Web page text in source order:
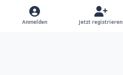
Light ModeDark ModeSystem Preference
Anmelden Jetzt registrieren